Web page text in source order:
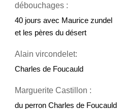
débouchages :
40 jours avec Maurice zundel
et les pères du désert
Alain vircondelet:
Charles de Foucauld
Marguerite Castillon :
du perron Charles de Foucauld